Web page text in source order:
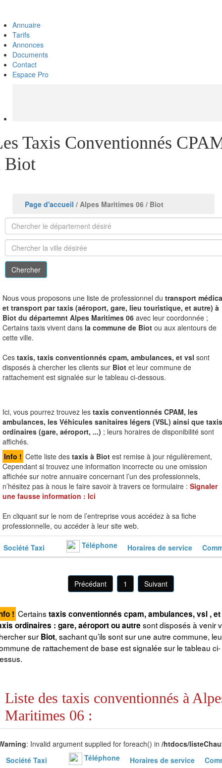
Annuaire
Tarifs
Annonces
Documents
Contact
Espace Pro
Taxis Conventionnés
Biot
Page d'accueil / Alpes Maritimes 06 / Biot
Nous vous proposons une liste de professionnel du transport
et transport par taxis (aéroport, gare, lieu touristique, et autre) à
Biot du départemnt Alpes Maritimes 06 avec leur coordonnée ;
Certains taxis vivent dans la commune de Biot ou aux alentours de
cette ville.
Ces taxis, taxis conventionnés cpam, ambulances, et vsl sont
disposés à chercher les clients sur Biot et leur commune de
rattachement est signalée sur le tableau ci-dessous.
Ici, vous pourrez trouvez les taxis conventionnés CPAM, les
ambulances, les Véhicules sanitaires légers (VSL) ainsi que taxis
ordinaires (gare, aéroport, ...) ; leurs horaires de disponibilité sont
affichés.
Info ! Cette liste des taxis à Biot est remise à jour régulièrement,
Cependant si trouvez une information incorrecte ou une omission
affichée sur notre annuaire concernant l’un des professionnels,
n’hésitez pas à nous le faire savoir à travers ce formulaire : Signaler
une fausse information : Ici
En cliquant sur le nom de l’entreprise vous accédez à sa fiche
professionnelle, ou accéder à leur site web.
Société Taxi Téléphone Horaires de service
Précédant 1 Suivant
! Certainstaxis conventionnés cpam, ambulances, vsl , et
ordinaires : gare, aéroport ou autre sont disposés à venir
sur Biot, sachant qu’ils sont sur une autre commune,
de rattachement de base est signalée sur le tableau ci-
Liste des taxis conventionnés à
Maritimes 06 :
: Invalid argument supplied for foreach() in /htdocs/
Société Taxi
Téléphone Horaires de service